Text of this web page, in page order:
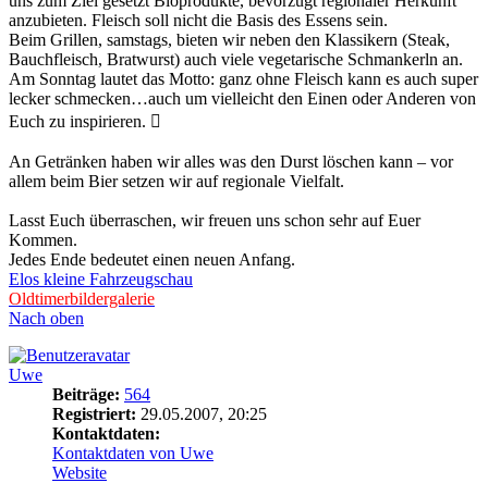
anzubieten. Fleisch soll nicht die Basis des Essens sein.
Beim Grillen, samstags, bieten wir neben den Klassikern (Steak,
Bauchfleisch, Bratwurst) auch viele vegetarische Schmankerln an.
Am Sonntag lautet das Motto: ganz ohne Fleisch kann es auch super
lecker schmecken…auch um vielleicht den Einen oder Anderen von
Euch zu inspirieren. 
An Getränken haben wir alles was den Durst löschen kann – vor
allem beim Bier setzen wir auf regionale Vielfalt.
Lasst Euch überraschen, wir freuen uns schon sehr auf Euer
Kommen.
Jedes Ende bedeutet einen neuen Anfang.
Elos kleine Fahrzeugschau
Oldtimerbildergalerie
Nach oben
Uwe
Beiträge: 564
Registriert: 29.05.2007, 20:25
Kontaktdaten:
Kontaktdaten von Uwe
Website